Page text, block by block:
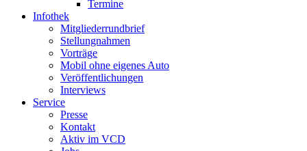
Termine
Infothek
Mitgliederrundbrief
Stellungnahmen
Vorträge
Mobil ohne eigenes Auto
Veröffentlichungen
Interviews
Service
Presse
Kontakt
Aktiv im VCD